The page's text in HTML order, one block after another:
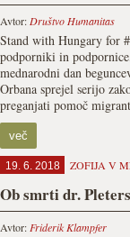
Avtor: Društvo Humanitas
Stand with Hungary for
podporniki in
mednarodni dan
Orbana sprejel serijo
preganjati pomoč
več
19. 6. 2018 ZOFIJA V
Ob smrti dr.
Avtor: Friderik Klampfer